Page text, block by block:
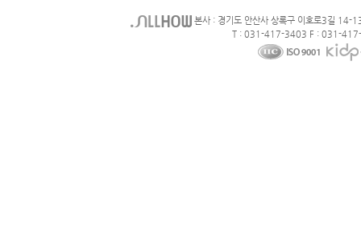
본사 : 경기도 안산사 상록구 이호로3길 14-
T : 031-417-3403 F : 031-